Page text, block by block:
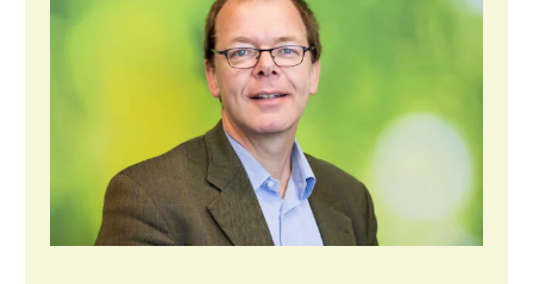
want die zou waarschijnlijk zorgen voor:
40-60% minder doorstroom van trucks in Franse havens;
er ontstaan dus serieuze problemen met de logistiek.
Vrachtwagens krijgen 1,5 tot 2,5 dagen vertraging. Ook in
Kent ontstaan transportproblemen zodat vrachtverkeer
niet snel terug kan naar het continent.
Tekorten aan bepaalde verse producten; minder keus in
de winkels. Ook omdat het groeiseizoen in het VK afloopt.